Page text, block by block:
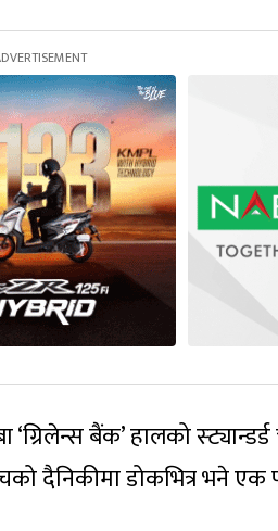
बैंक’ हालको स्ट्यान्डर्ड
दैनिकीमा डोकभित्र भने